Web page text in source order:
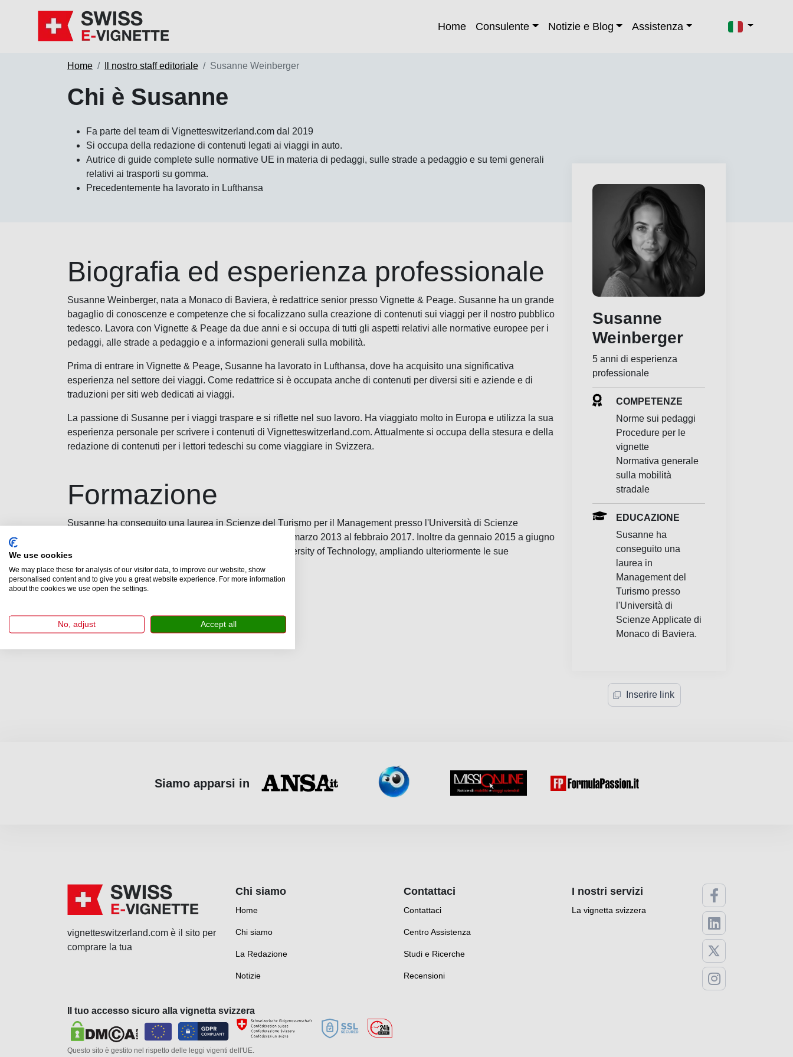
Home Consulente Notizie e Blog Assistenza
Home Il nostro staff editoriale Susanne Weinberger
Chi è Susanne
Fa parte del team di Vignetteswitzerland.com dal 2019
Si occupa della redazione di contenuti legati ai viaggi in auto.
Autrice di guide complete sulle normative UE in materia di pedaggi, sulle strade a pedaggio e su temi generali
relativi ai trasporti su gomma.
Precedentemente ha lavorato in Lufthansa
Biografia ed esperienza professionale
Susanne Weinberger, nata a Monaco di Baviera, è redattrice senior presso Vignette & Peage. Susanne ha un grande
bagaglio di conoscenze e competenze che si focalizzano sulla creazione di contenuti sui viaggi per il nostro pubblico
tedesco. Lavora con Vignette & Peage da due anni e si occupa di tutti gli aspetti relativi alle normative europee per i
pedaggi, alle strade a pedaggio e a informazioni generali sulla mobilità.
Prima di entrare in Vignette & Peage, Susanne ha lavorato in Lufthansa, dove ha acquisito una significativa
esperienza nel settore dei viaggi. Come redattrice si è occupata anche di contenuti per diversi siti e aziende e di
traduzioni per siti web dedicati ai viaggi.
La passione di Susanne per i viaggi traspare e si riflette nel suo lavoro. Ha viaggiato molto in Europa e utilizza la sua
esperienza personale per scrivere i contenuti di Vignetteswitzerland.com. Attualmente si occupa della stesura e della
redazione di contenuti per i lettori tedeschi su come viaggiare in Svizzera.
Formazione
Susanne ha conseguito una laurea in Scienze del Turismo per il Management presso l'Università di Scienze
Applicate Hochschule München, dove ha studiato dal marzo 2013 al febbraio 2017. Inoltre da gennaio 2015 a giugno
2015 ha trascorso un semestre presso la Durban University of Technology, ampliando ulteriormente le sue
conoscenze e competenze nel settore.
Susanne
Weinberger
5 anni di esperienza
professionale
COMPETENZE
Norme sui pedaggi
Procedure per le
vignette
Normativa generale
sulla mobilità
stradale
EDUCAZIONE
Susanne ha
conseguito una
laurea in
Management del
Turismo presso
l'Università di
Scienze Applicate di
Monaco di Baviera.
Inserire link
Siamo apparsi in
vignetteswitzerland.com è il sito per
comprare la tua
Chi siamo
Home
Chi siamo
La Redazione
Notizie
Contattaci
Contattaci
Centro Assistenza
Studi e Ricerche
Recensioni
I nostri servizi
La vignetta svizzera
Il tuo accesso sicuro alla vignetta svizzera
Questo sito è gestito nel rispetto delle leggi vigenti dell'UE.
We use cookies
We may place these for analysis of our visitor data, to improve our website, show
personalised content and to give you a great website experience. For more information
about the cookies we use open the settings.
No, adjust Accept all